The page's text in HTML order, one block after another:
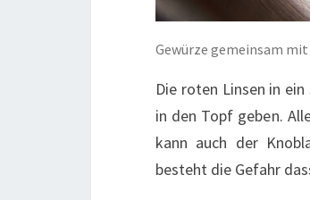
Gewürze gemeinsam
Die roten Linsen in
in den Topf geben.
kann auch der
besteht die Gefahr